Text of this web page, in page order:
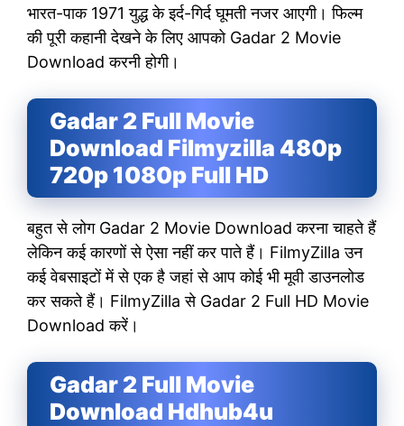
भारत-पाक 1971 युद्ध के इर्द-गिर्द घूमती नजर आएगी। फिल्म
की पूरी कहानी देखने के लिए आपको Gadar 2 Movie
Download करनी होगी।
Gadar 2 Full Movie
Download Filmyzilla 480p
720p 1080p Full HD
बहुत से लोग Gadar 2 Movie Download करना चाहते हैं
लेकिन कई कारणों से ऐसा नहीं कर पाते हैं। FilmyZilla उन
कई वेबसाइटों में से एक है जहां से आप कोई भी मूवी डाउनलोड
कर सकते हैं। FilmyZilla से Gadar 2 Full HD Movie
Download करें।
Gadar 2 Full Movie
Download Hdhub4u